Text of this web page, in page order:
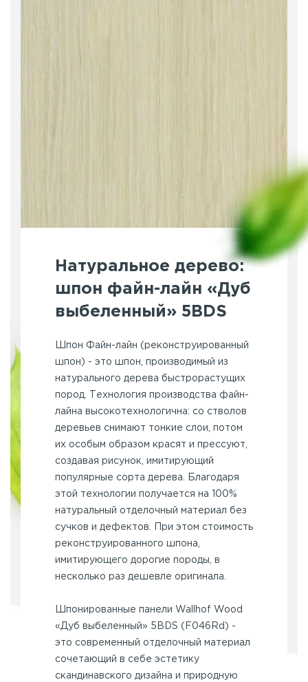
Натуральное дерево:
шпон файн-лайн «Дуб
выбеленный» 5BDS
Шпон Файн-лайн (реконструированный
шпон) - это шпон, производимый из
натурального дерева быстрорастущих
пород. Технология производства файн-
лайна высокотехнологична: со стволов
деревьев снимают тонкие слои, потом
их особым образом красят и прессуют,
создавая рисунок, имитирующий
популярные сорта дерева. Благодаря
этой технологии получается на 100%
натуральный отделочный материал без
сучков и дефектов. При этом стоимость
реконструированного шпона,
имитирующего дорогие породы, в
несколько раз дешевле оригинала.
Шпонированные панели Wallhof Wood
«Дуб выбеленный» 5BDS (F046Rd) -
это современный отделочный материал
сочетающий в себе эстетику
скандинавского дизайна и природную